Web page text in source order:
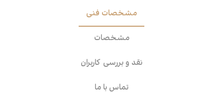
مشخصات فنی
مشخصات
نقد و بررسی کاربران
تماس با ما